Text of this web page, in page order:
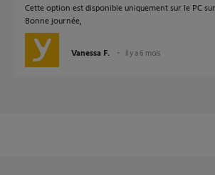
Cette option est disponible uniquement sur le PC
Bonne journée,
Vanessa F. il y a 6 mois